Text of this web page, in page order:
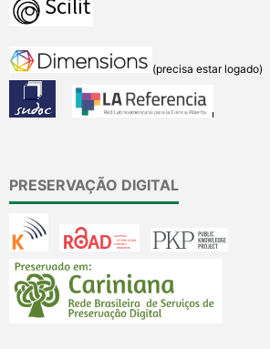
(precisa estar logado)
PRESERVAÇÃO DIGITAL